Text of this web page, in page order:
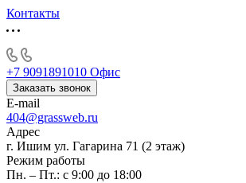
Контакты
+7 9091891010 Офис
Заказать звонок
E-mail
404@grassweb.ru
Адрес
г. Ишим ул. Гагарина 71 (2 этаж)
Режим работы
Пн. – Пт.: с 9:00 до 18:00